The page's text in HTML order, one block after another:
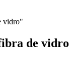
vidro"
de vidro